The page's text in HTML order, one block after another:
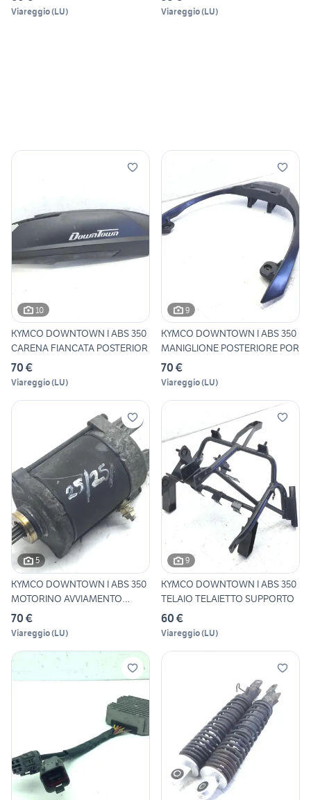
Viareggio(LU) Viareggio(LU)
10
KYMCO DOWNTOWN I ABS 350
CARENA FIANCATA POSTERIOR
70 €
Viareggio(LU)
9
KYMCO DOWNTOWN I ABS 350
MANIGLIONE POSTERIORE POR
70 €
Viareggio(LU)
5
KYMCO DOWNTOWN I ABS 350
MOTORINO AVVIAMENTO
START
70 €
Viareggio(LU)
9
KYMCO DOWNTOWN I ABS 350
TELAIO TELAIETTO SUPPORTO
60 €
Viareggio(LU)